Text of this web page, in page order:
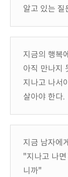
알고 있는 질
지금의 행복
아직 만나지
지나고 나서
살아야 한다.
지금 남자에
"지나고 나
니까"